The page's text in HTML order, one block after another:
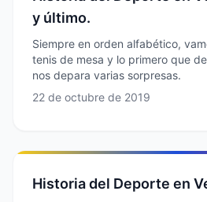
y último.
Siempre en orden alfabético,
tenis de mesa y lo primero que
nos depara varias sorpresas.
22 de octubre de 2019
Historia del Deporte en